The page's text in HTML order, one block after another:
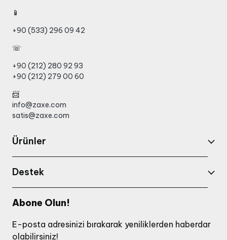
📱
+90 (533) 296 09 42
☏
+90 (212) 280 92 93
+90 (212) 279 00 60
📨
info@zaxe.com
satis@zaxe.com
Ürünler
Destek
Abone Olun!
E-posta adresinizi bırakarak yeniliklerden haberdar
olabilirsiniz!